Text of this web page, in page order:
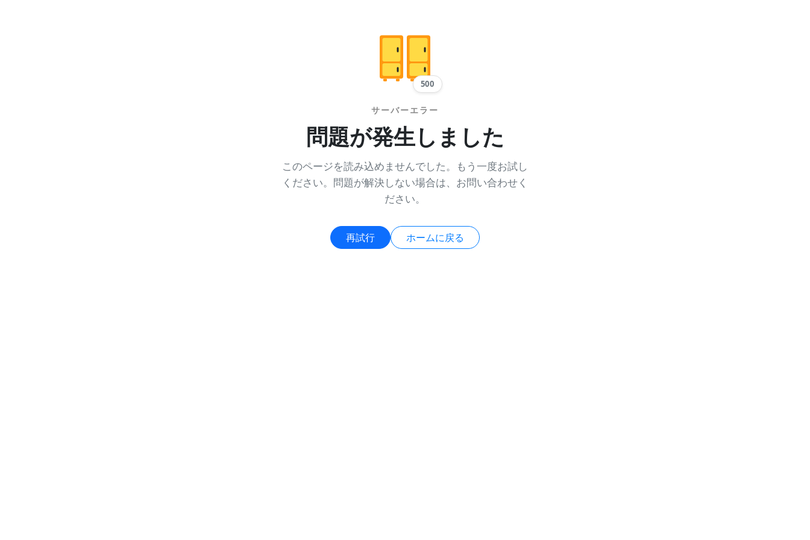
500
サーバーエラー
問題が発生しました
このページを読み込めませんでした。もう一度お試し
ください。問題が解決しない場合は、お問い合わせく
ださい。
再試行 ホームに戻る